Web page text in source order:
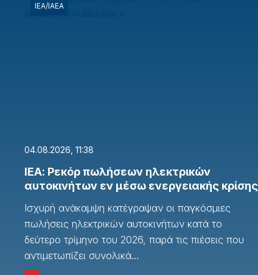
ΙΕΑ/ΙΑΕΑ
04.08.2026, 11:38
ΙΕΑ: Ρεκόρ πωλήσεων ηλεκτρικών
αυτοκινήτων εν μέσω ενεργειακής κρίσης
Ισχυρή ανάκαμψη κατέγραψαν οι παγκόσμιες
πωλήσεις ηλεκτρικών αυτοκινήτων κατά το
δεύτερο τρίμηνο του 2026, παρά τις πιέσεις που
αντιμετωπίζει συνολικά…